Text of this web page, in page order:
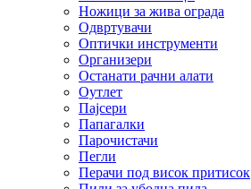
Ножици за жива ограда
Одвртувачи
Оптички инструменти
Организери
Останати рачни алати
Оутлет
Пајсери
Папагалки
Парочистачи
Пегли
Перачи под висок притисок